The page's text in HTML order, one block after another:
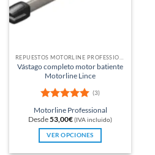
Vástago completo motor batiente
Motorline Lince
Valorado
con5de 5
(3)
Motorline Professional
Desde53,00€(IVA incluido)
VER OPCIONES